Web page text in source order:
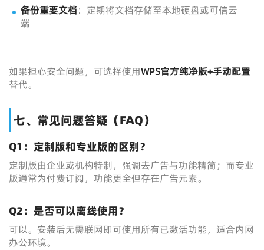
备份重要文档：定期将文档存储至本地硬盘或可信云
端
如果担心安全问题，可选择使用WPS官方纯净版+手动配置
替代。
七、常见问题答疑（FAQ）
Q1：定制版和专业版的区别？
定制版由企业或机构特制，强调去广告与功能精简；而专业
版通常为付费订阅，功能更全但存在广告元素。
Q2：是否可以离线使用？
可以。安装后无需联网即可使用所有已激活功能，适合内网
办公环境。